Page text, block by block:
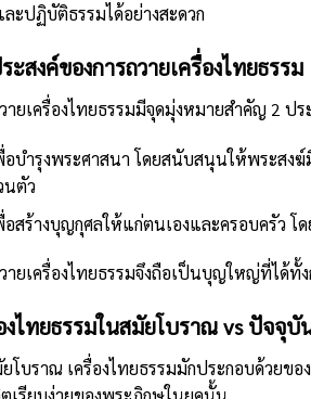
ะปฏิบัติธรรมได้อย่างสะดวก
ะสงค์ของการถวายเครื่องไทยธรรม
ายเครื่องไทยธรรมมีจุดมุ่งหมายสำคัญ 2 ปร
อบำรุงพระศาสนา โดยสนับสนุนให้พระสงฆ์
นตัว
อสร้างบุญกุศลให้แก่ตนเองและครอบครัว โ
ายเครื่องไทยธรรมจึงถือเป็นบุญใหญ่ที่ได้
งไทยธรรมในสมัยโบราณ vs ปัจจุบั
โบราณ เครื่องไทยธรรมมักประกอบด้วยข